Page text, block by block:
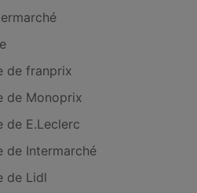
de franprix
de Monoprix
de E.Leclerc
de Intermarché
de Lidl